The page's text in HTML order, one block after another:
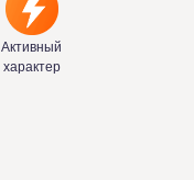
Активный
характер